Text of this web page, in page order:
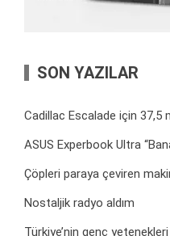
SON YAZILAR
Cadillac Escalade için 37,5
ASUS Experbook Ultra
Çöpleri paraya çeviren
Nostaljik radyo aldım
Türkiye’nin genç yetenekleri